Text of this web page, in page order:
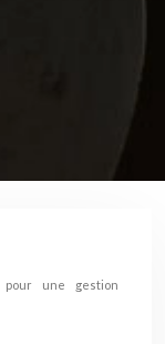
pour une gestion